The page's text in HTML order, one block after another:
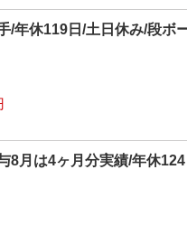
/年休119日/土日休み/段ボ
8月は4ヶ月分実績/年休